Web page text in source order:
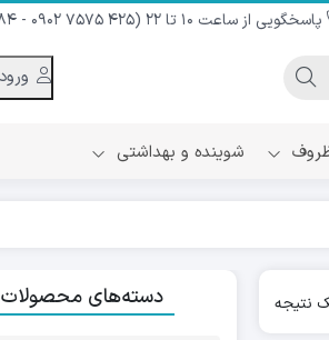
پاسخگویی از ساعت 10 تا 22 (425 7575 0902 - 02191016284)
سرد
شوینده و بهداشتی
نتیجه دسته‌های محصولات